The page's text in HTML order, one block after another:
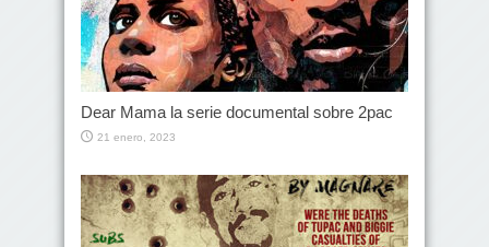
Dear Mama la serie documental sobre 2pac
21 enero, 2023